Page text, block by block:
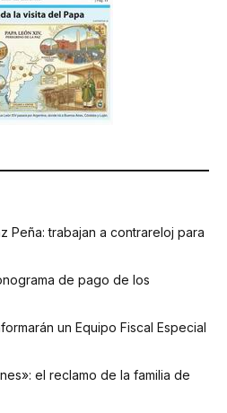
Peña: trabajan a contrareloj para
de pago de los
un Equipo Fiscal Especial
el reclamo de la familia de